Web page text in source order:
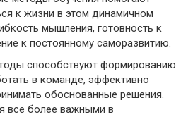
к жизни в этом динамичном
мышления, готовность к
к постоянному саморазвитию.
способствуют формированию
в команде, эффективно
обоснованные решения.
все более важными в